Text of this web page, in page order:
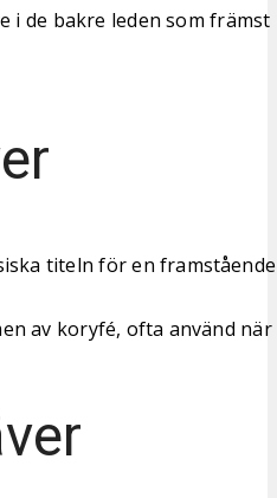
i de bakre leden som
titeln för en
av koryfé, ofta använd